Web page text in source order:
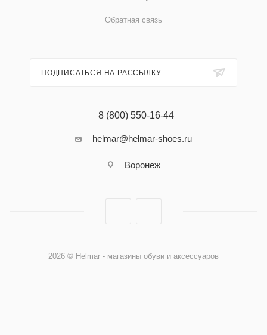
Обратная связь
ПОДПИСАТЬСЯ НА РАССЫЛКУ
8 (800) 550-16-44
helmar@helmar-shoes.ru
Воронеж
2026 © Helmar - магазины обуви и аксессуаров